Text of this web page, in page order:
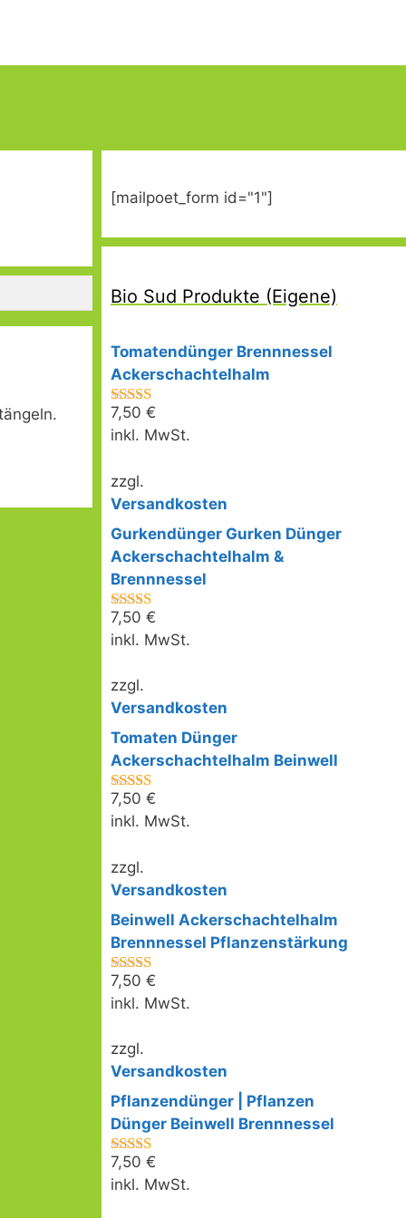
[mailpoet_form id="1"]
Bio Sud Produkte (Eigene)
Tomatendünger Brennnessel
Ackerschachtelhalm
4.75von 5
7,50 €
inkl. MwSt.
zzgl.
Versandkosten
Gurkendünger Gurken Dünger
Ackerschachtelhalm &
Brennnessel
4.67von 5
7,50 €
inkl. MwSt.
zzgl.
Versandkosten
Tomaten Dünger
Ackerschachtelhalm Beinwell
4.50von 5
7,50 €
inkl. MwSt.
zzgl.
Versandkosten
Beinwell Ackerschachtelhalm
Brennnessel Pflanzenstärkung
5.00von 5
7,50 €
inkl. MwSt.
zzgl.
Versandkosten
Pflanzendünger | Pflanzen
Dünger Beinwell Brennnessel
5.00von 5
7,50 €
inkl. MwSt.